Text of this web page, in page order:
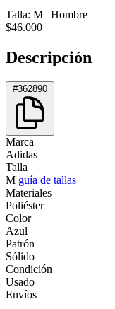
Talla: M | Hombre
$46.000
Descripción
#362890
Marca
Adidas
Talla
M guía de tallas
Materiales
Poliéster
Color
Azul
Patrón
Sólido
Condición
Usado
Envíos